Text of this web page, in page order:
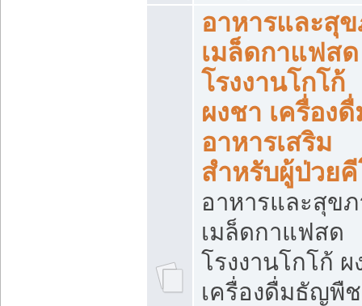
อาหารและสุ
เมล็ดกาแฟสด
โรงงานโกโก้
ผงชา เครื่อง
อาหารเสริม
สำหรับผู้ป่วย
อาหารและสุข
เมล็ดกาแฟสด
โรงงานโกโก้ ผ
เครื่องดื่มธัญพืช